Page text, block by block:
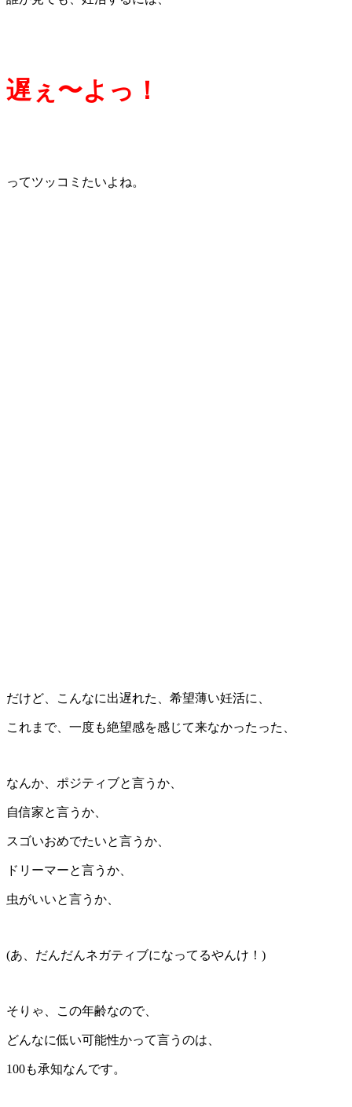
遅ぇ〜よっ！
ってツッコミたいよね。
だけど、こんなに出遅れた、希望薄い妊活に、
これまで、一度も絶望感を感じて来なかったった、
なんか、ポジティブと言うか、
自信家と言うか、
スゴいおめでたいと言うか、
ドリーマーと言うか、
虫がいいと言うか、
(あ、だんだんネガティブになってるやんけ！)
そりゃ、この年齢なので、
どんなに低い可能性かって言うのは、
100も承知なんです。